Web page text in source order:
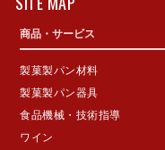
商品・サービス
製菓製パン材料
製菓製パン器具
食品機械・技術指導
ワイン